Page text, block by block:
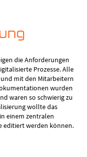
die Anforderungen
Prozesse. Alle
mit den Mitarbeitern
wurden
waren so schwierig zu
wollte das
einem zentralen
editiert werden können.